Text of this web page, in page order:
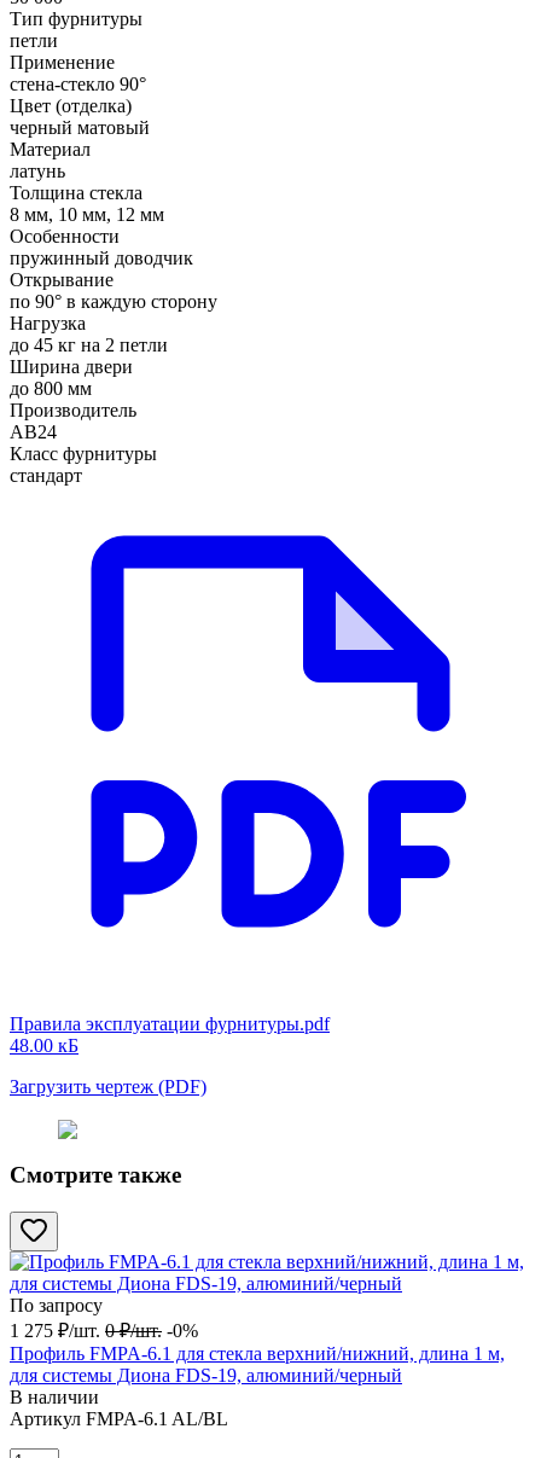
Тип фурнитуры
петли
Применение
стена-стекло 90°
Цвет (отделка)
черный матовый
Материал
латунь
Толщина стекла
8 мм, 10 мм, 12 мм
Особенности
пружинный доводчик
Открывание
по 90° в каждую сторону
Нагрузка
до 45 кг на 2 петли
Ширина двери
до 800 мм
Производитель
АВ24
Класс фурнитуры
стандарт
Правила эксплуатации фурнитуры.pdf
48.00 кБ
Загрузить чертеж (PDF)
Смотрите также
По запросу
1 275 ₽/шт. 0 ₽/шт. -0%
Профиль FMPA-6.1 для стекла верхний/нижний, длина 1 м,
для системы Диона FDS-19, алюминий/черный
В наличии
Артикул FMPA-6.1 AL/BL